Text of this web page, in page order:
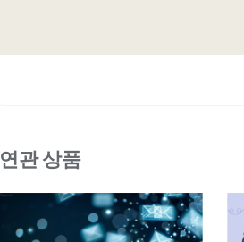
연관 상품